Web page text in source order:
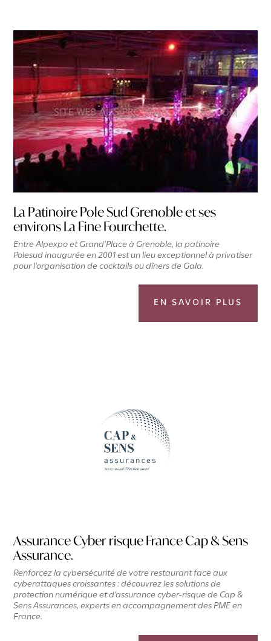
La Patinoire Pole Sud Grenoble et ses
environs La Fine Fourchette.
Entre Alpexpo et Grand'Place à Grenoble, la patinoire
Polesud inaugurée en 2001 est un lieu exceptionnel à privatiser
pour l'organisation de cocktails ou dîners de Gala.
EN SAVOIR PLUS
Assurance Cyber risque France Cap & Sens
Assurance.
Renforcez la cybersécurité de votre restaurant face aux
cyberattaques croissantes : découvrez les solutions de
protection numérique et d’assurance cyber-risque de Cap &
Sens Assurances, experts en accompagnement des PME en
France.